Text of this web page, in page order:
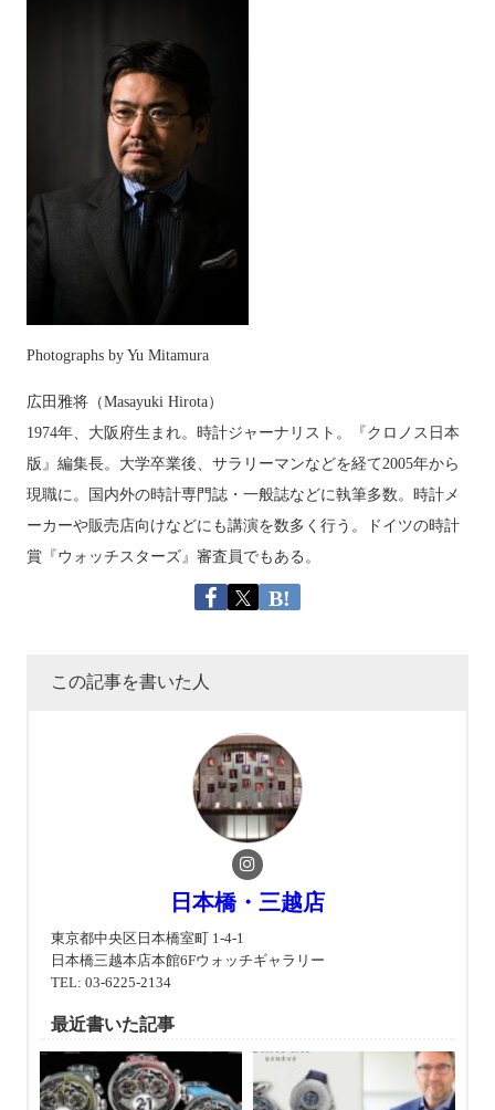
Photographs by Yu Mitamura
広田雅将（Masayuki Hirota）
1974年、大阪府生まれ。時計ジャーナリスト。『クロノス日本
版』編集長。大学卒業後、サラリーマンなどを経て2005年から
現職に。国内外の時計専門誌・一般誌などに執筆多数。時計メ
ーカーや販売店向けなどにも講演を数多く行う。ドイツの時計
賞『ウォッチスターズ』審査員でもある。
この記事を書いた人
日本橋・三越店
東京都中央区日本橋室町 1-4-1
日本橋三越本店本館6Fウォッチギャラリー
TEL: 03-6225-2134
最近書いた記事